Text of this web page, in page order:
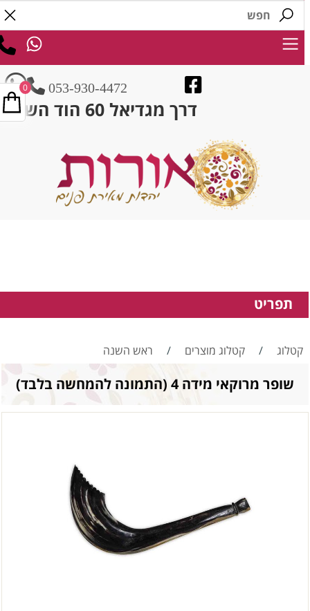
053-930-4472
דרך מגדיאל 60 הוד השרון
תפריט
קטלוג / קטלוג מוצרים / ראש השנה
שופר מרוקאי מידה 4 (התמונה להמחשה בלבד)
0